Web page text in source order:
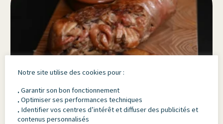
Notre site utilise des cookies pour :
.Garantir son bon fonctionnement
.Optimiser ses performances techniques
. Identifier vos centres d’intérêt et diffuser des publicités et
contenus personnalisés